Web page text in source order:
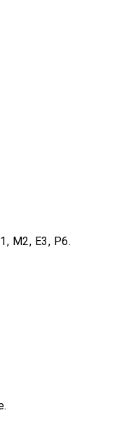
M2, E3, P6.